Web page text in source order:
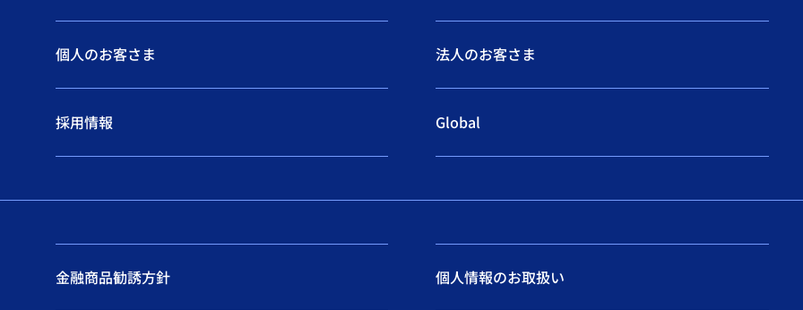
個人のお客さま 法人のお客さま
採用情報 Global
金融商品勧誘方針 個人情報のお取扱い